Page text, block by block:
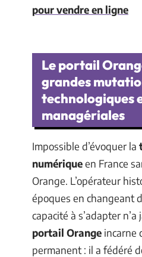
pour vendre en ligne
Le portail
grandes
technologiques
managériales
Impossible d’évoquer la
numériqueen France
Orange. L’opérateur
époques en changeant
capacité à s’adapter
portail Orange incarne
permanent : il a fédéré